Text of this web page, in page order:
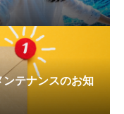
ンテナンスのお知